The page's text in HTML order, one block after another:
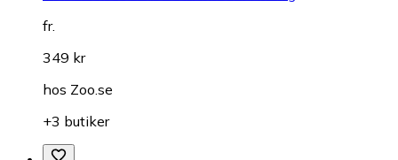
fr.
349 kr
hos Zoo.se
+3 butiker